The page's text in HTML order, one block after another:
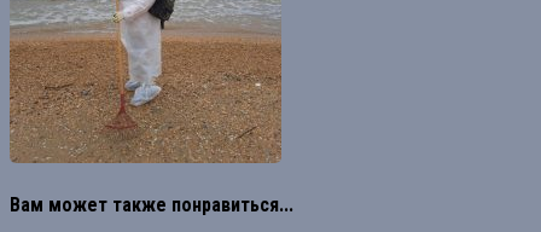
Вам может также понравиться...